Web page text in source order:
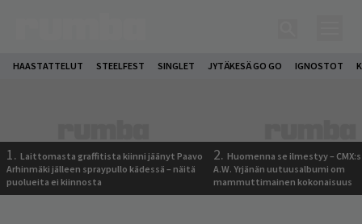
HAASTATTELUT STEELFEST SINGLET JYTÄKESÄ GO GO IGNOSTOT
1. Laittomasta graffitista kiinni jäänyt Paavo
Arhinmäki jälleen spraypullo kädessä – näitä
puolueita ei kiinnosta
2. Huomenna se ilmestyy –
A.W. Yrjänän uutuusalbumi om
mammuttimainen kokonaisuus